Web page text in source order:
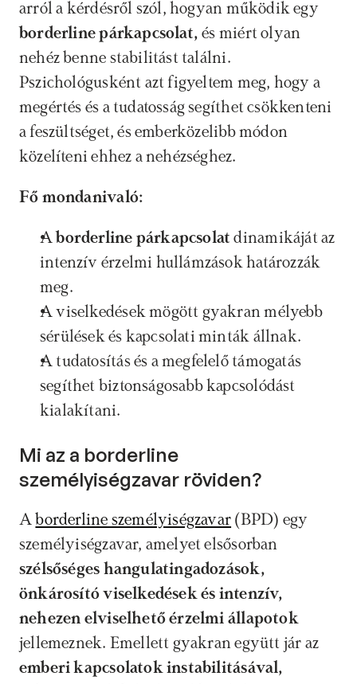
arról a kérdésről szól, hogyan működik egy
borderline párkapcsolat, és miért olyan
nehéz benne stabilitást találni.
Pszichológusként azt figyeltem meg, hogy a
megértés és a tudatosság segíthet csökkenteni
a feszültséget, és emberközelibb módon
közelíteni ehhez a nehézséghez.
Fő mondanivaló:
A borderline párkapcsolat dinamikáját az
intenzív érzelmi hullámzások határozzák
meg.
A viselkedések mögött gyakran mélyebb
sérülések és kapcsolati minták állnak.
A tudatosítás és a megfelelő támogatás
segíthet biztonságosabb kapcsolódást
kialakítani.
Mi az a borderline
személyiségzavar röviden?
A borderline személyiségzavar (BPD) egy
személyiségzavar, amelyet elsősorban
szélsőséges hangulatingadozások,
önkárosító viselkedések és intenzív,
nehezen elviselhető érzelmi állapotok